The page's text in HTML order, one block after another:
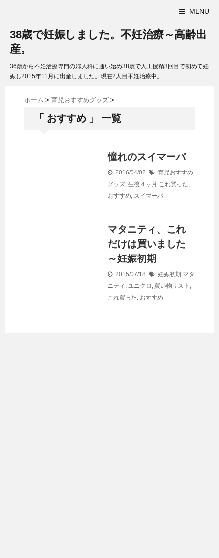
MENU
38歳で妊娠しました。不妊治療～高齢出
産。
36歳から不妊治療専門の婦人科に通い始め38歳で人工授精3回目で初めて妊
娠し2015年11月に出産しました。現在2人目不妊治療中。
ホーム > 育児おすすめグッズ >
「 おすすめ 」 一覧
憧れのスイマーバ
2016/04/02
育児おすすめ
グッズ, 生後４ヶ月 これ買った,
おすすめ, スイマーバ
マタニティ、これ
だけは買いました
～妊娠初期
2015/07/18 妊娠初期 マタ
ニティ , ユニクロ , 買い物リスト ,
これ買った, おすすめ